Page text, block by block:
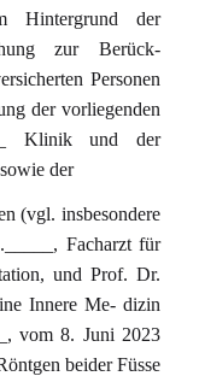
Hintergrund der
zur Berück-
Personen
der vorliegenden
Klinik und der
der
(vgl. insbesondere
Facharzt für
und Prof. Dr.
Innere Me- dizin
vom 8. Juni 2023
beider Füsse